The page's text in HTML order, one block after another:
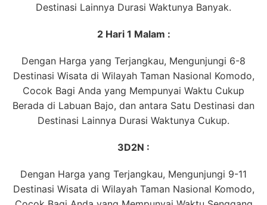
Destinasi Lainnya Durasi Waktunya Banyak.
2 Hari 1 Malam :
Dengan Harga yang Terjangkau, Mengunjungi 6-8
Destinasi Wisata di Wilayah Taman Nasional Komodo,
Cocok Bagi Anda yang Mempunyai Waktu Cukup
Berada di Labuan Bajo, dan antara Satu Destinasi dan
Destinasi Lainnya Durasi Waktunya Cukup.
3D2N :
Dengan Harga yang Terjangkau, Mengunjungi 9-11
Destinasi Wisata di Wilayah Taman Nasional Komodo,